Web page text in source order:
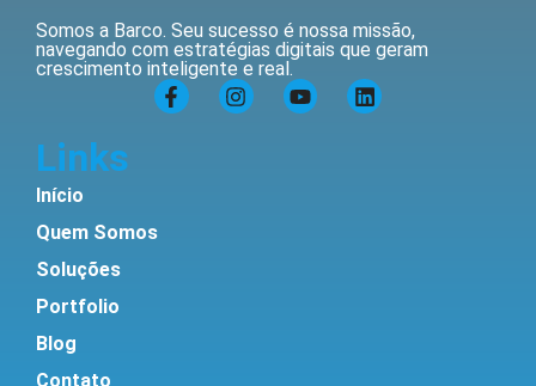
Somos a Barco. Seu sucesso é nossa missão,
navegando com estratégias digitais que geram
crescimento inteligente e real.
Links
Início
Quem Somos
Soluções
Portfolio
Blog
Contato